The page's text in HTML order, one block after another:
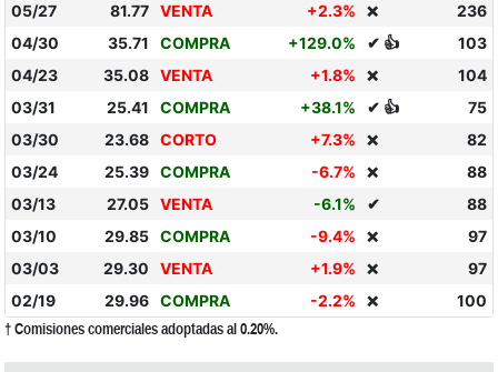
05/27
81.77 VENTA +2.3% ❌
236
04/30
35.71 COMPRA +129.0% ✔ 👍
103
04/23
35.08 VENTA +1.8% ❌
104
03/31
25.41 COMPRA +38.1% ✔ 👍
75
03/30
23.68 CORTO +7.3% ❌
82
03/24
25.39 COMPRA -6.7% ❌
88
03/13
27.05 VENTA -6.1% ✔
88
03/10
29.85 COMPRA -9.4% ❌
97
03/03
29.30 VENTA +1.9% ❌
97
02/19
29.96 COMPRA -2.2% ❌ 100
† Comisiones comerciales adoptadas al 0.20%.